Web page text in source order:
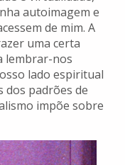
autoimagem e
de mim. A
uma certa
lembrar-nos
lado espiritual
dos padrões de
impõe sobre